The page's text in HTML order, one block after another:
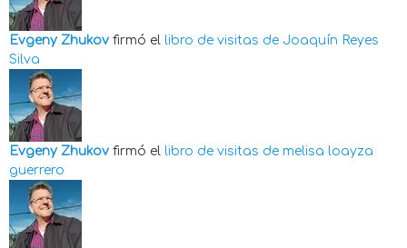
Evgeny Zhukov firmó el libro de visitas de Joaquín Reyes
Silva
Evgeny Zhukov firmó el libro de visitas de melisa loayza
guerrero